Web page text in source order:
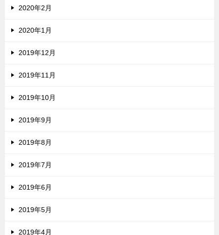
2020年2月
2020年1月
2019年12月
2019年11月
2019年10月
2019年9月
2019年8月
2019年7月
2019年6月
2019年5月
2019年4月